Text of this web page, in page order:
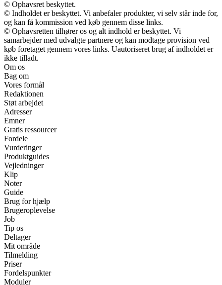
© Ophavsret beskyttet.
© Indholdet er beskyttet. Vi anbefaler produkter, vi selv står inde for,
og kan få kommission ved køb gennem disse links.
© Ophavsretten tilhører os og alt indhold er beskyttet. Vi
samarbejder med udvalgte partnere og kan modtage provision ved
køb foretaget gennem vores links. Uautoriseret brug af indholdet er
ikke tilladt.
Om os
Bag om
Vores formål
Redaktionen
Støt arbejdet
Adresser
Emner
Gratis ressourcer
Fordele
Vurderinger
Produktguides
Vejledninger
Klip
Noter
Guide
Brug for hjælp
Brugeroplevelse
Job
Tip os
Deltager
Mit område
Tilmelding
Priser
Fordelspunkter
Moduler